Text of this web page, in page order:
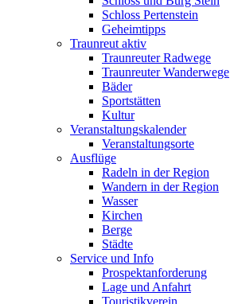
Schloss Pertenstein
Geheimtipps
Traunreut aktiv
Traunreuter Radwege
Traunreuter Wanderwege
Bäder
Sportstätten
Kultur
Veranstaltungskalender
Veranstaltungsorte
Ausflüge
Radeln in der Region
Wandern in der Region
Wasser
Kirchen
Berge
Städte
Service und Info
Prospektanforderung
Lage und Anfahrt
Touristikverein